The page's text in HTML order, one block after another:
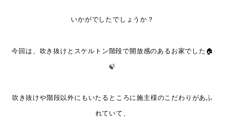
いかがでしたでしょうか？
今回は、吹き抜けとスケルトン階段で開放感のあるお家でした🏠
🍃
吹き抜けや階段以外にもいたるところに施主様のこだわりがあふ
れていて、